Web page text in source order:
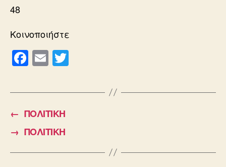
48
Κοινοποιήστε
F
a
c
e
b
o
o
E
m
ailtt
← ΠΟΛΙΤΙΚΗ
→ ΠΟΛΙΤΙΚΗ